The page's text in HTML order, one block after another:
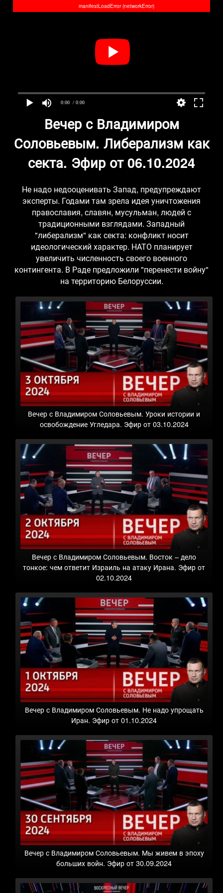
0:00 / 0:00
manifestLoadError (networkError)
Вечер с Владимиром
Соловьевым. Либерализм как
секта. Эфир от 06.10.2024
Не надо недооценивать Запад, предупреждают
эксперты. Годами там зрела идея уничтожения
православия, славян, мусульман, людей с
традиционными взглядами. Западный
"либерализм" как секта: конфликт носит
идеологический характер. НАТО планирует
увеличить численность своего военного
контингента. В Раде предложили "перенести войну"
на территорию Белоруссии.
Вечер с Владимиром Соловьевым. Уроки истории и
освобождение Угледара. Эфир от 03.10.2024
Вечер с Владимиром Соловьевым. Восток – дело
тонкое: чем ответит Израиль на атаку Ирана. Эфир от
02.10.2024
Вечер с Владимиром Соловьевым. Не надо упрощать
Иран. Эфир от 01.10.2024
Вечер с Владимиром Соловьевым. Мы живем в эпоху
больших войн. Эфир от 30.09.2024